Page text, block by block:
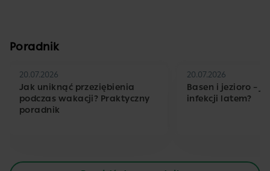
Poradnik
20.07.2026
Jak uniknąć przeziębienia
podczas wakacji? Praktyczny
poradnik
20.07.2026
Basen i jezioro –
infekcji latem?